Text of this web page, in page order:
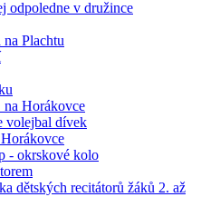
odpoledne v družince
Plachtu
Horákovce
volejbal dívek
- okrskové kolo
dětských recitátorů žáků 2. až